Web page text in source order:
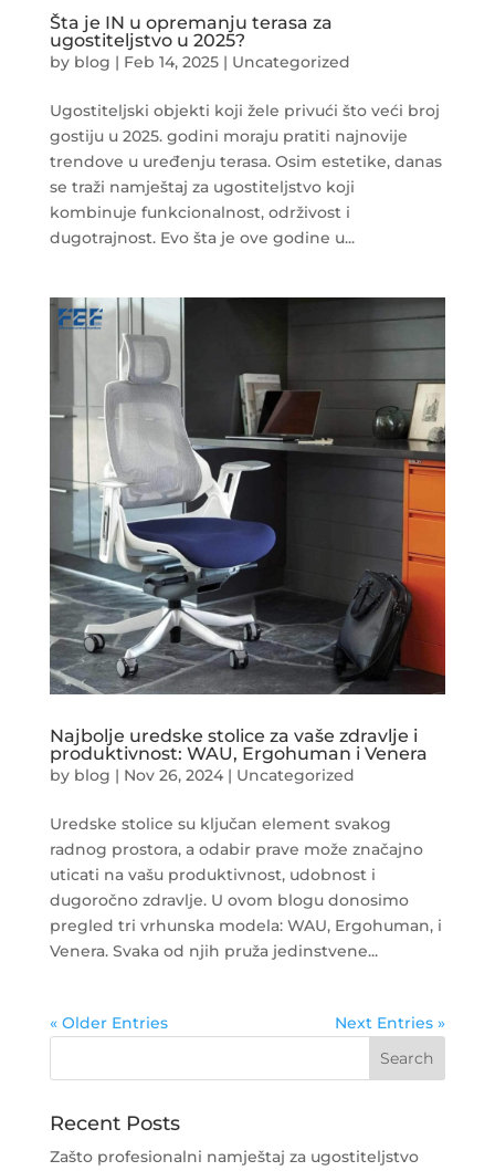
Šta je IN u opremanju terasa za
ugostiteljstvo u 2025?
by blog | Feb 14, 2025| Uncategorized
Ugostiteljski objekti koji žele privući što veći broj
gostiju u 2025. godini moraju pratiti najnovije
trendove u uređenju terasa. Osim estetike, danas
se traži namještaj za ugostiteljstvo koji
kombinuje funkcionalnost, održivost i
dugotrajnost. Evo šta je ove godine u...
Najbolje uredske stolice za vaše zdravlje i
produktivnost: WAU, Ergohuman i Venera
by blog | Nov 26, 2024| Uncategorized
Uredske stolice su ključan element svakog
radnog prostora, a odabir prave može značajno
uticati na vašu produktivnost, udobnost i
dugoročno zdravlje. U ovom blogu donosimo
pregled tri vrhunska modela: WAU, Ergohuman, i
Venera. Svaka od njih pruža jedinstvene...
« Older Entries Next Entries »
Recent Posts
Zašto profesionalni namještaj za ugostiteljstvo